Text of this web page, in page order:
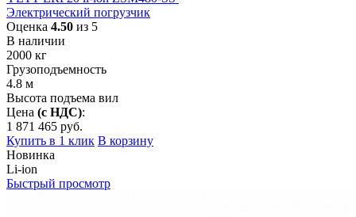
Электрический погрузчик
Оценка 4.50 из 5
В наличии
2000 кг
Грузоподъемность
4.8 м
Высота подъема вил
Цена (с НДС):
1 871 465 руб.
Купить в 1 клик В корзину
Новинка
Li-ion
Быстрый просмотр